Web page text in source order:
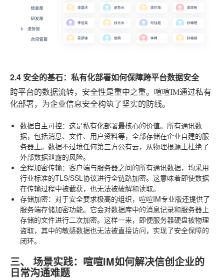
2.4 安全的基石：私有化部署如何保障跨平台数据安全
跨平台的数据流转，安全性是重中之重。喧喧IM通过私有
化部署，为企业信息安全构筑了坚实的防线。
数据自主可控：这是私有化部署最核心的价值。所有通讯数
据，包括消息、文件、用户资料等，全部存储在企业自建的服
务器上。数据不过境任何第三方公有云，从物理根源上杜绝了
外部数据泄露的风险。
全程加密传输：客户端与服务器之间的所有通讯数据，均采用
行业标准的TLS/SSL协议进行全链路加密。这意味着即使数据
在传输过程中被截获，也无法被破解和读取。
存储加密：对于安全要求极高的组织，喧喧IM专业版还提供了
服务端存储加密功能。它会对数据库中的消息记录和服务器上
存储的文件进行二次加密。这样一来，即便服务器硬盘被物理
盗取，其中的敏感数据也无法被直接访问，实现了安全保障的
闭环。
三、 场景实践：喧喧IM如何解决信创企业的
日常沟通难题